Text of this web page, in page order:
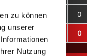
zu können
unserer
Nutzung
2 0 0
2 0